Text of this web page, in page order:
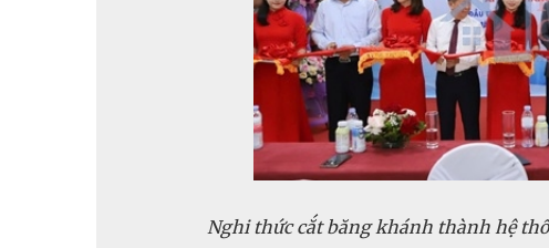
Nghi thức cắt băng khánh thành hệ